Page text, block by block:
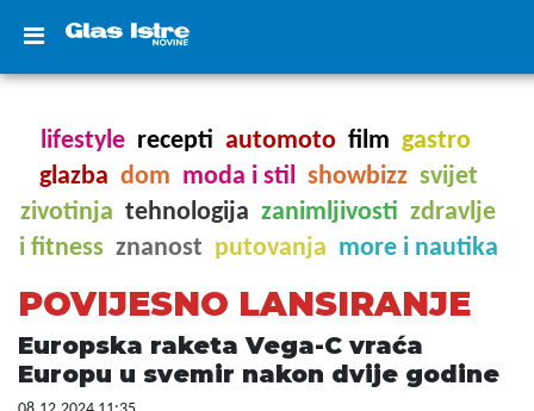
lifestyle recepti automoto film gastro
glazba dom moda i stil showbizz svijet
zivotinja tehnologija zanimljivosti zdravlje
i fitness znanost putovanja more i nautika
POVIJESNO LANSIRANJE
Europska raketa Vega-C vraća
Europu u svemir nakon dvije godine